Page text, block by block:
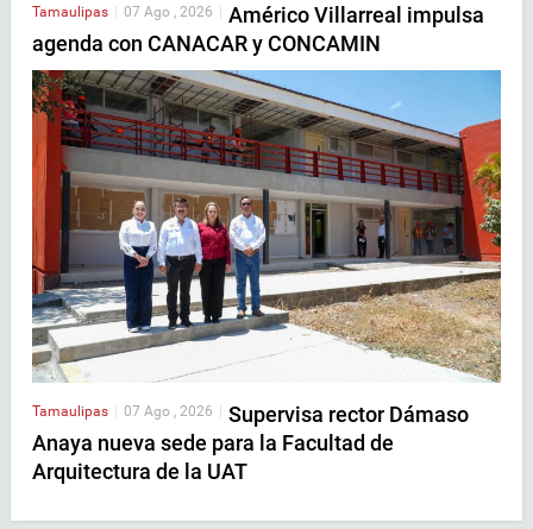
Tamaulipas | 07 Ago , 2026 | Américo Villarreal impulsa
agenda con CANACAR y CONCAMIN
Tamaulipas 07 Ago , 2026
Supervisa rector Dámaso
Anaya nueva sede para la Facultad de
Arquitectura de la UAT